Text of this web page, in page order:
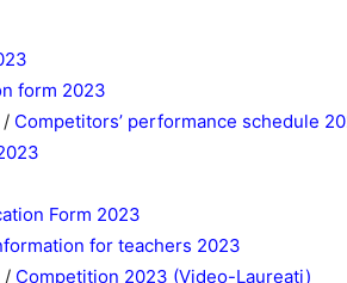
form 2023
/ Competitors’ performance schedule
Form 2023
for teachers 2023
/ Competition 2023 (Video-Laureati)